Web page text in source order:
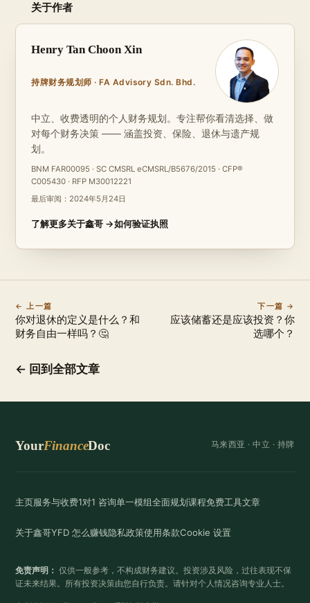
关于作者
Henry Tan Choon Xin
持牌财务规划师 · FA Advisory Sdn. Bhd.
中立、收费透明的个人财务规划。专注帮你看清选择、做
对每个财务决策 —— 涵盖投资、保险、退休与遗产规
划。
BNM FAR00095 · SC CMSRL eCMSRL/B5676/2015 · CFP®
C005430 · RFP M30012221
最后审阅： 2024年5月24日
了解更多关于鑫哥 →如何验证执照
← 上一篇
你对退休的定义是什么？和
财务自由一样吗？🤔
下一篇 →
应该储蓄还是应该投资？你
选哪个？
← 回到全部文章
YourFinanceDoc 马来西亚 ·中立 · 持牌
主页服务与收费1对1 咨询单一模组全面规划课程免费工具文章
关于鑫哥YFD 怎么赚钱隐私政策使用条款Cookie 设置
免责声明： 仅供一般参考，不构成财务建议。投资涉及风险，过往表现不保
证未来结果。所有投资决策由您自行负责。请针对个人情况咨询专业人士。